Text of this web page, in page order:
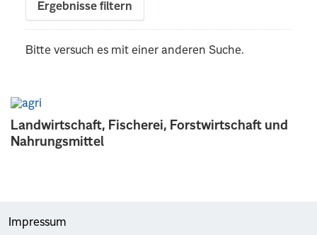
Landwirtschaft, Fischerei, Forstwirtschaft und
Nahrungsmittel
Ergebnisse filtern
Bitte versuch es mit einer anderen Suche.
Impressum